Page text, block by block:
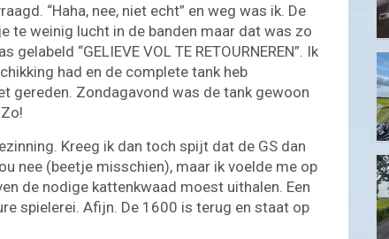
“Haha, nee, niet echt” en weg was ik. De
te weinig lucht in de banden maar dat was zo
“GELIEVE VOL TE RETOURNEREN”. Ik
had en de complete tank heb
gereden. Zondagavond was de tank gewoon
Kreeg ik dan toch spijt dat de GS dan
nee (beetje misschien), maar ik voelde me op
de nodige kattenkwaad moest uithalen. Een
spielerei. Afijn. De 1600 is terug en staat op